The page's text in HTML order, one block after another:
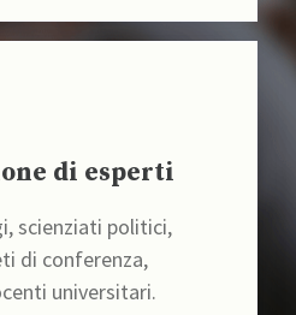
di esperti
scienziati politici,
di conferenza,
universitari.